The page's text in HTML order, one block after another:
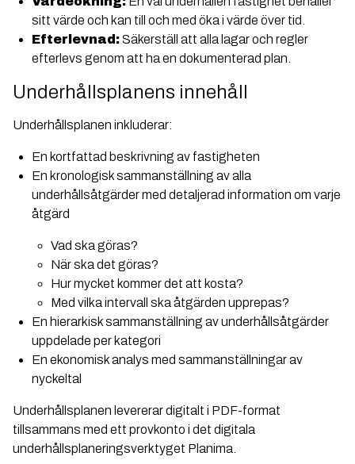
sitt värde och kan till och med öka i värde över tid.
Efterlevnad:Säkerställ att alla lagar och regler
efterlevs genom att ha en dokumenterad plan.
Underhållsplanens innehåll
Underhållsplanen inkluderar:
En kortfattad beskrivning av fastigheten
En kronologisk sammanställning av alla
underhållsåtgärder med detaljerad information om varje
åtgärd
Vad ska göras?
När ska det göras?
Hur mycket kommer det att kosta?
Med vilka intervall ska åtgärden upprepas?
En hierarkisk sammanställning av underhållsåtgärder
uppdelade per kategori
En ekonomisk analys med sammanställningar av
nyckeltal
Underhållsplanen levererar digitalt i PDF-format
tillsammans med ett provkonto i det digitala
underhållsplaneringsverktyget Planima.